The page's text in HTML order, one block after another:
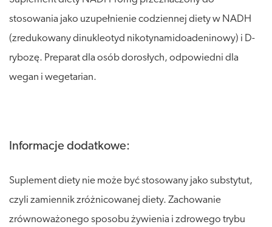
stosowania jako uzupełnienie codziennej diety w NADH
(zredukowany dinukleotyd nikotynamidoadeninowy) i D-
rybozę. Preparat dla osób dorosłych, odpowiedni dla
wegan i wegetarian.
Informacje dodatkowe:
Suplement diety nie może być stosowany jako substytut,
czyli zamiennik zróżnicowanej diety. Zachowanie
zrównoważonego sposobu żywienia i zdrowego trybu